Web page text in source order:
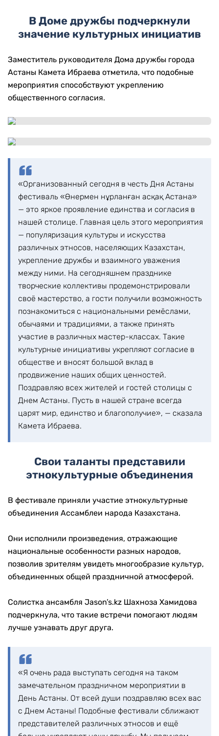
В Доме дружбы подчеркнули
значение культурных инициатив
Заместитель руководителя Дома дружбы города
Астаны Камета Ибраева отметила, что подобные
мероприятия способствуют укреплению
общественного согласия.
«Организованный сегодня в честь Дня Астаны
фестиваль «Өнермен нұрланған асқақ Астана»
— это яркое проявление единства и согласия в
нашей столице. Главная цель этого мероприятия
— популяризация культуры и искусства
различных этносов, населяющих Казахстан,
укрепление дружбы и взаимного уважения
между ними. На сегодняшнем празднике
творческие коллективы продемонстрировали
своё мастерство, а гости получили возможность
познакомиться с национальными ремёслами,
обычаями и традициями, а также принять
участие в различных мастер-классах. Такие
культурные инициативы укрепляют согласие в
обществе и вносят большой вклад в
продвижение наших общих ценностей.
Поздравляю всех жителей и гостей столицы с
Днем Астаны. Пусть в нашей стране всегда
царят мир, единство и благополучие», — сказала
Камета Ибраева.
Свои таланты представили
этнокультурные объединения
В фестивале приняли участие этнокультурные
объединения Ассамблеи народа Казахстана.
Они исполнили произведения, отражающие
национальные особенности разных народов,
позволив зрителям увидеть многообразие культур,
объединенных общей праздничной атмосферой.
Солистка ансамбля Jason’s.kz Шахноза Хамидова
подчеркнула, что такие встречи помогают людям
лучше узнавать друг друга.
«Я очень рада выступать сегодня на таком
замечательном праздничном мероприятии в
День Астаны. От всей души поздравляю всех вас
с Днем Астаны! Подобные фестивали сближают
представителей различных этносов и ещё